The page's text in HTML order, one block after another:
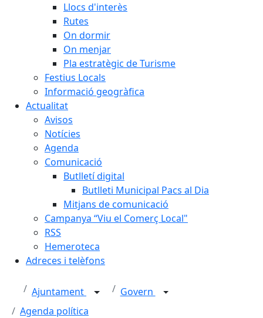
Llocs d'interès
Rutes
On dormir
On menjar
Pla estratègic de Turisme
Festius Locals
Informació geogràfica
Actualitat
Avisos
Notícies
Agenda
Comunicació
Butlletí digital
Butlleti Municipal Pacs al Dia
Mitjans de comunicació
Campanya “Viu el Comerç Local"
RSS
Hemeroteca
Adreces i telèfons
Ajuntament
Govern
Agenda política